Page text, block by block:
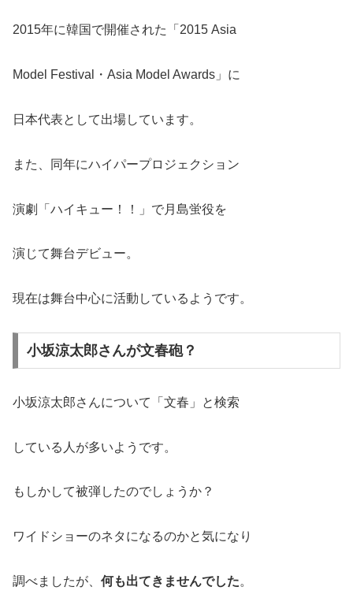
2015年に韓国で開催された「2015 Asia
Model Festival・Asia Model Awards」に
日本代表として出場しています。
また、同年にハイパープロジェクション
演劇「ハイキュー！！」で月島蛍役を
演じて舞台デビュー。
現在は舞台中心に活動しているようです。
小坂涼太郎さんが文春砲？
小坂涼太郎さんについて「文春」と検索
している人が多いようです。
もしかして被弾したのでしょうか？
ワイドショーのネタになるのかと気になり
調べましたが、 何も出てきませんでした。